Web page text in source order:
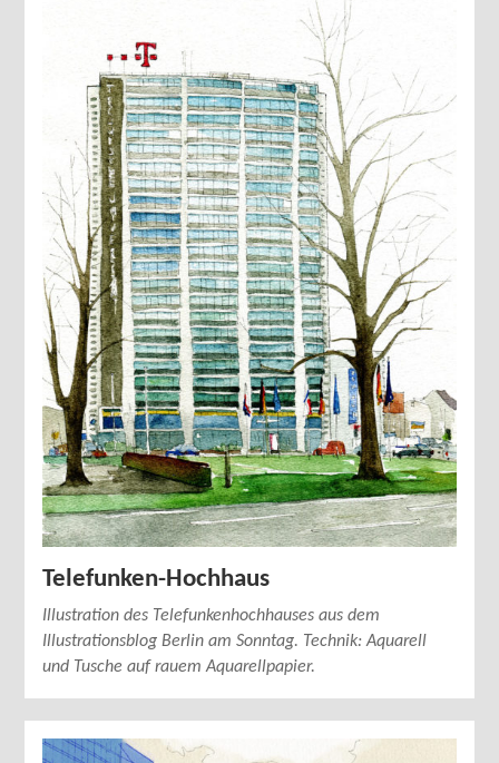
Telefunken-Hochhaus
Illustration des Telefunkenhochhauses aus dem
Illustrationsblog Berlin am Sonntag. Technik: Aquarell
und Tusche auf rauem Aquarellpapier.